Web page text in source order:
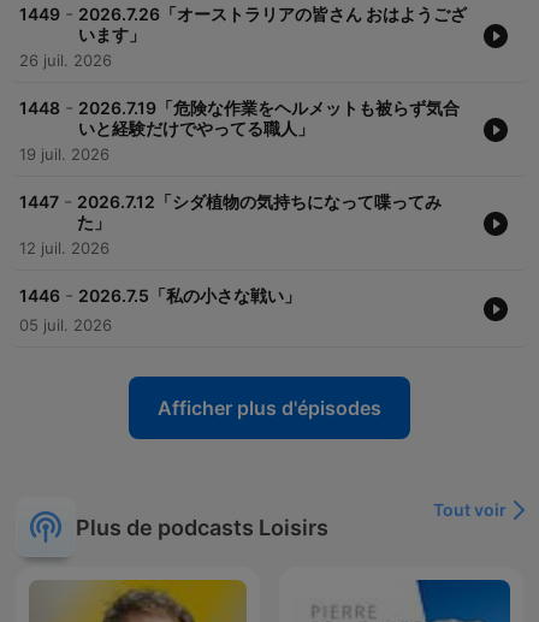
1449 - 2026.7.26「オーストラリアの皆さん おはようござ
います」
26 juil. 2026
1448 - 2026.7.19「危険な作業をヘルメットも被らず気合
いと経験だけでやってる職人」
19 juil. 2026
1447 - 2026.7.12「シダ植物の気持ちになって喋ってみ
た」
12 juil. 2026
1446 - 2026.7.5「私の小さな戦い」
05 juil. 2026
Afficher plus d'épisodes
Plus de podcasts Loisirs
Tout voir